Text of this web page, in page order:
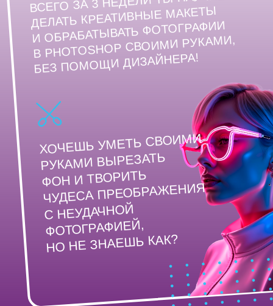
А ЕЩЁ...
Можно сделать стильный
каталог, коллаж или зарядить
свой фотоальбом
обработанными фото, как
у фотографа, но своими руками!